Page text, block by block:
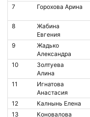
7 Горохова Арина
8
Жабина
Евгения
9
Жадько
Александра
10
Золтуева
Алина
11
Игнатова
Анастасия
12 Калнынь Елена
13
Коновалова